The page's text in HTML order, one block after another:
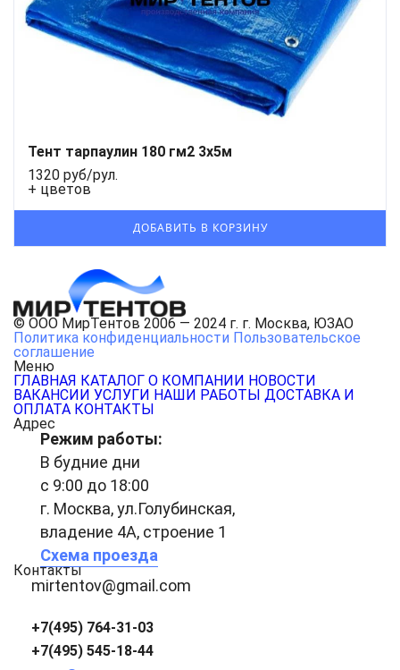
Тент тарпаулин 180 гм2 3x5м
1320 руб/рул.
+ цветов
© ООО МирТентов 2006 — 2024 г. г. Москва, ЮЗАО
Политика конфиденциальности Пользовательское
соглашение
Меню
ГЛАВНАЯ КАТАЛОГ О КОМПАНИИ НОВОСТИ
ВАКАНСИИ УСЛУГИ НАШИ РАБОТЫ ДОСТАВКА И
ОПЛАТА КОНТАКТЫ
Адрес
Режим работы:
В будние дни
с 9:00 до 18:00
г. Москва, ул.Голубинская,
владение 4А, строение 1
Схема проезда
Контакты
mirtentov@gmail.com
+7(495) 764-31-03
+7(495) 545-18-44